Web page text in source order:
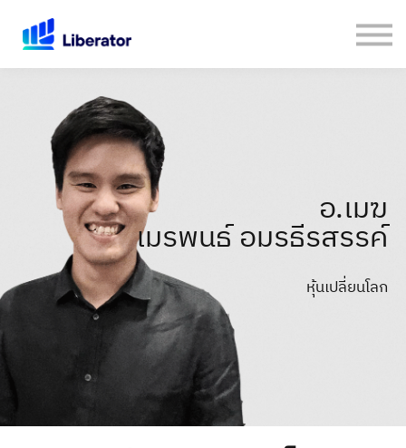
คู่มือใช้งาน Website
เปิดบัญชีกับ Liberator
อ.เมฆ
เมรพนธ์ อมรธีรสรรค์
หุ้นเปลี่ยนโลก